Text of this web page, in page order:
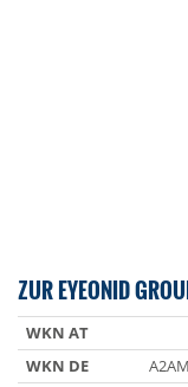
ZUR EYEONID
WKN AT
WKN DE